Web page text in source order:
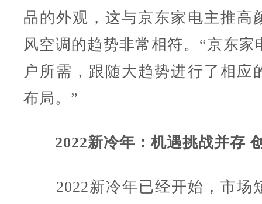
品的外观，这与京东家电主推高
风空调的趋势非常相符。“京东家
户所需，跟随大趋势进行了相应
布局。”
2022新冷年：机遇挑战并存
2022新冷年已经开始，市场